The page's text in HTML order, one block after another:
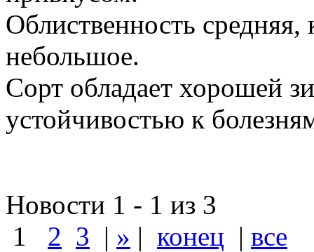
Облиственность средняя,
небольшое.
Сорт обладает хорошей
устойчивостью к
Новости 1 - 1 из 3
1
2 3 | » | конец | все